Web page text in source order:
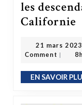
les
Californie
21 mars 2023
Comment |
EN SAVOIR